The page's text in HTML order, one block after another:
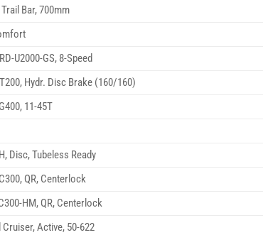
Bar, 700mm
U2000-GS, 8-Speed
Hydr. Disc Brake (160/160)
11-45T
Disc, Tubeless Ready
QR, Centerlock
HM, QR, Centerlock
Active, 50-622